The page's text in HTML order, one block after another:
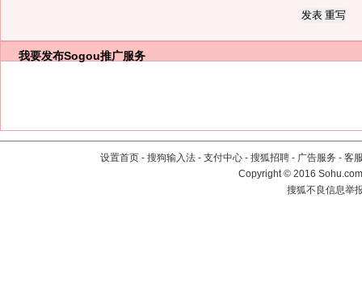
我要发布Sogou推广服务
设置首页 - 搜狗输入法 - 支付中心 - 搜狐招聘 - 广告服务 - 客
Copyright©2016
搜狐不良信息举